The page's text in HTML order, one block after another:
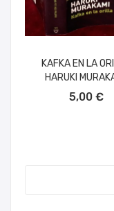
KAFKA EN LA
HARUKI
5,00 €